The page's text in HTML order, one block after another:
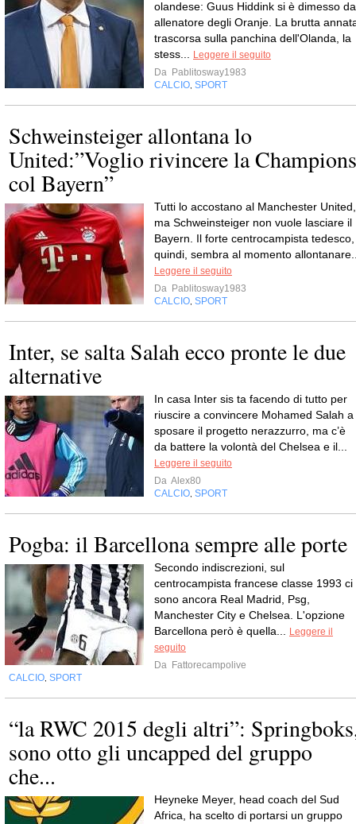
olandese: Guus Hiddink si è dimesso da
allenatore degli Oranje. La brutta
trascorsa sulla panchina dell'Olanda, la
stess...
Leggere il seguito
Da Pablitosway1983
CALCIO SPORT
Schweinsteiger allontana lo
United:”Voglio rivincere la Champions
col Bayern”
Tutti lo accostano al Manchester United,
ma Schweinsteiger non vuole lasciare il
Bayern. Il forte centrocampista tedesco,
quindi, sembra al momento
Leggere il seguito
Da Pablitosway1983
CALCIO SPORT
Inter, se salta Salah ecco pronte le due
alternative
In casa Inter sis ta facendo di tutto per
riuscire a convincere Mohamed Salah a
sposare il progetto nerazzurro, ma c’è
da battere la volontà del Chelsea e il...
Leggere il seguito
Da Alex80
CALCIO SPORT
Pogba: il Barcellona sempre alle porte
Secondo indiscrezioni, sul
centrocampista francese classe 1993 ci
sono ancora Real Madrid, Psg,
Manchester City e Chelsea. L'opzione
Barcellona però è quella...
Leggere il
seguito
Da Fattorecampolive
CALCIO SPORT
“la RWC 2015 degli altri”:
sono otto gli uncapped del gruppo
che...
Heyneke Meyer, head coach del Sud
Africa, ha scelto di portarsi un gruppo